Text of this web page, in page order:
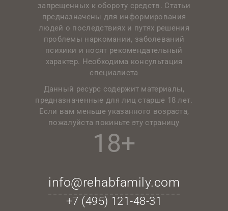
запрещенных к обороту средств. Статьи
предназначены для информирования
людей о последствиях и путях решения
проблемы наркомании, заболеваний
психики и носят рекомендательный
характер. Необходима консультация
специалиста
Данный ресурс содержит материалы,
предназначенные для лиц старше 18 лет.
Если вам меньше указанного возраста,
пожалуйста покиньте эту страницу
18+
info@rehabfamily.com
+7 (495) 121-48-31